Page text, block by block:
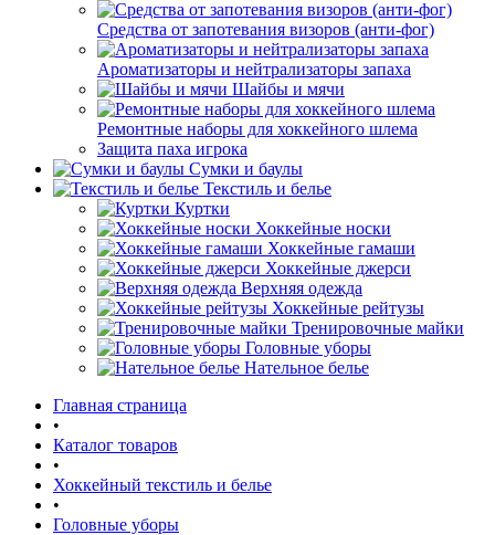
Средства от запотевания визоров (анти-фог)
Ароматизаторы и нейтрализаторы запаха
Шайбы и мячи
Ремонтные наборы для хоккейного шлема
Защита паха игрока
Сумки и баулы
Текстиль и белье
Куртки
Хоккейные носки
Хоккейные гамаши
Хоккейные джерси
Верхняя одежда
Хоккейные рейтузы
Тренировочные майки
Головные уборы
Нательное белье
Главная страница
•
Каталог товаров
•
Хоккейный текстиль и белье
•
Головные уборы